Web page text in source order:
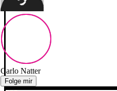
Carlo Natter
Folge mir